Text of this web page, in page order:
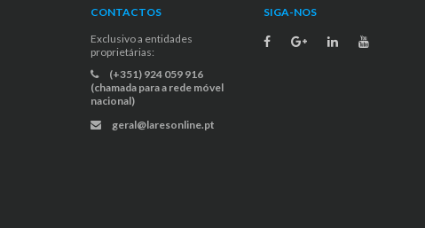
CONTACTOS
Exclusivo a entidades
proprietárias:
(+351) 924 059 916
(chamada para a rede móvel
nacional)
geral@laresonline.pt
SIGA-NOS